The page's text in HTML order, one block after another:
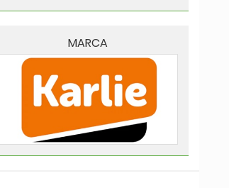
MARCA